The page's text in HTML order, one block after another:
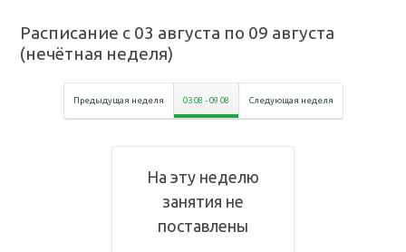
Расписание с 03 августа по 09 августа
(нечётная неделя)
Предыдущая неделя 03 08 -09 08 Следующая неделя
На эту неделю
занятия не
поставлены